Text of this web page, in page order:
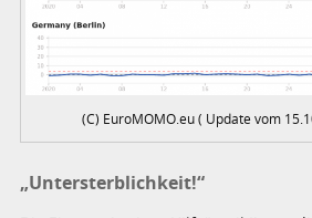
(C) EuroMOMO.eu ( Update vom
„Untersterblichkeit!“